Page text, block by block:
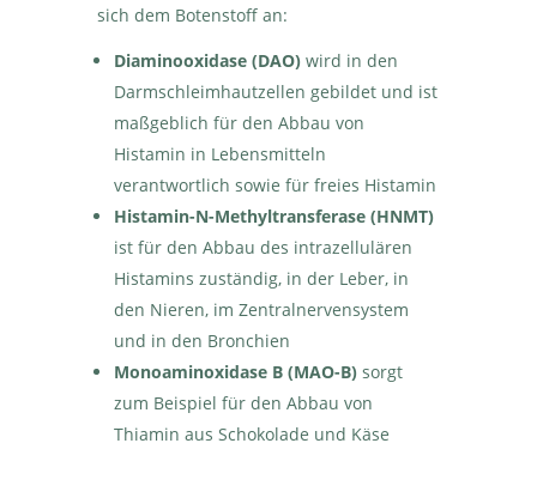
sich dem Botenstoff an:
Diaminooxidase (DAO)wird in den
Darmschleimhautzellen gebildet und ist
maßgeblich für den Abbau von
Histamin in Lebensmitteln
verantwortlich sowie für freies Histamin
Histamin-N-Methyltransferase (HNMT)
ist für den Abbau des intrazellulären
Histamins zuständig, in der Leber, in
den Nieren, im Zentralnervensystem
und in den Bronchien
Monoaminoxidase B (MAO-B)sorgt
zum Beispiel für den Abbau von
Thiamin aus Schokolade und Käse